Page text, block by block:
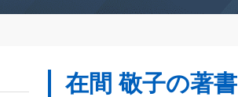
在間 敬子の著書